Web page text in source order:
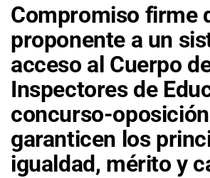
Compromiso firme
proponente a un
acceso al Cuerpo
Inspectores de
concurso-
garanticen los
igualdad, mérito y